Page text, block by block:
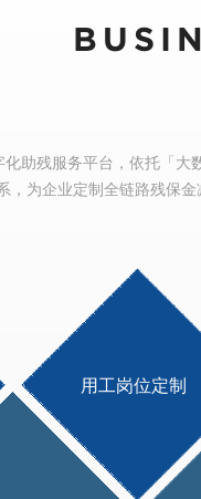
助残服务平台，依托「大
，为企业定制全链路残保
用工岗位定制